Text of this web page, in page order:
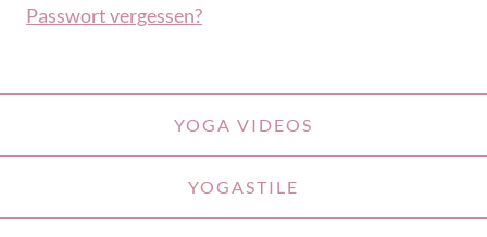
Passwort vergessen?
YOGA VIDEOS
YOGASTILE